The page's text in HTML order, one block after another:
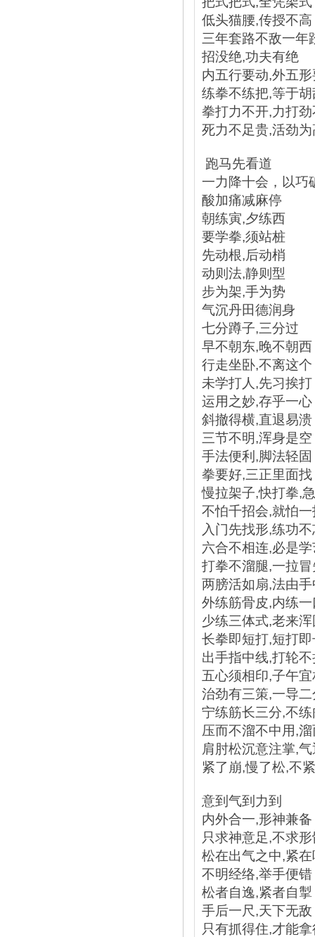
低头猫腰,传授不高
三年套路不敌一年
招没绝,功夫有绝
内五行要动,外五
练拳不练把,等于
拳打力不开,力打
死力不足贵,活劲
跑马先看道
一力降十会，以巧
酸加痛减麻停
朝练寅,夕练西
要学拳,须站桩
先动根,后动梢
动则法,静则型
步为架,手为势
气沉丹田德润身
七分蹲子,三分过
早不朝东,晚不朝西
行走坐卧,不离这个
未学打人,先习挨打
运用之妙,存乎一心
斜撤得横,直退易溃
三节不明,浑身是空
手法便利,脚法轻固
拳要好,三正里面找
慢拉架子,快打拳,
不怕千招会,就怕
入门先找形,练功
六合不相连,必是
打拳不溜腿,一拉
两膀活如扇,法由
外练筋骨皮,内练
少练三体式,老来
长拳即短打,短打
出手指中线,打轮
五心须相印,子午
治劲有三策,一导
宁练筋长三分,不
压而不溜不中用,
肩肘松沉意注掌,
紧了崩,慢了松,不
意到气到力到
内外合一,形神兼备
只求神意足,不求
松在出气之中,紧
不明经络,举手便错
松者自逸,紧者自掣
手后一尺,天下无敌
只有抓得住,才能